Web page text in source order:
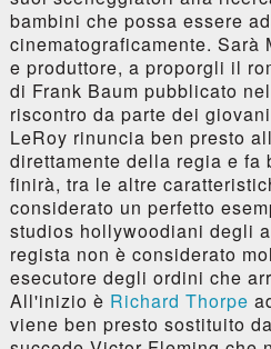
bambini che possa essere
cinematograficamente. Sarà
e produttore, a proporgli il
di Frank Baum pubblicato
riscontro da parte dei
LeRoy rinuncia ben presto
direttamente della regia e fa
finirà, tra le altre
considerato un perfetto
studios hollywoodiani degli
regista non è considerato
esecutore degli ordini che
All'inizio è Richard Thorpe
viene ben presto sostituito